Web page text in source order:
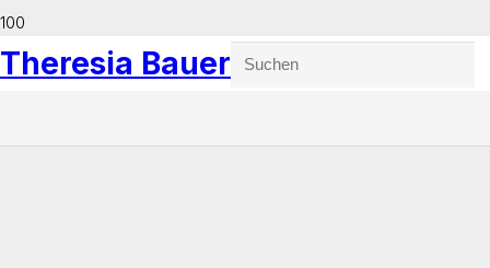
Theresia Bauer